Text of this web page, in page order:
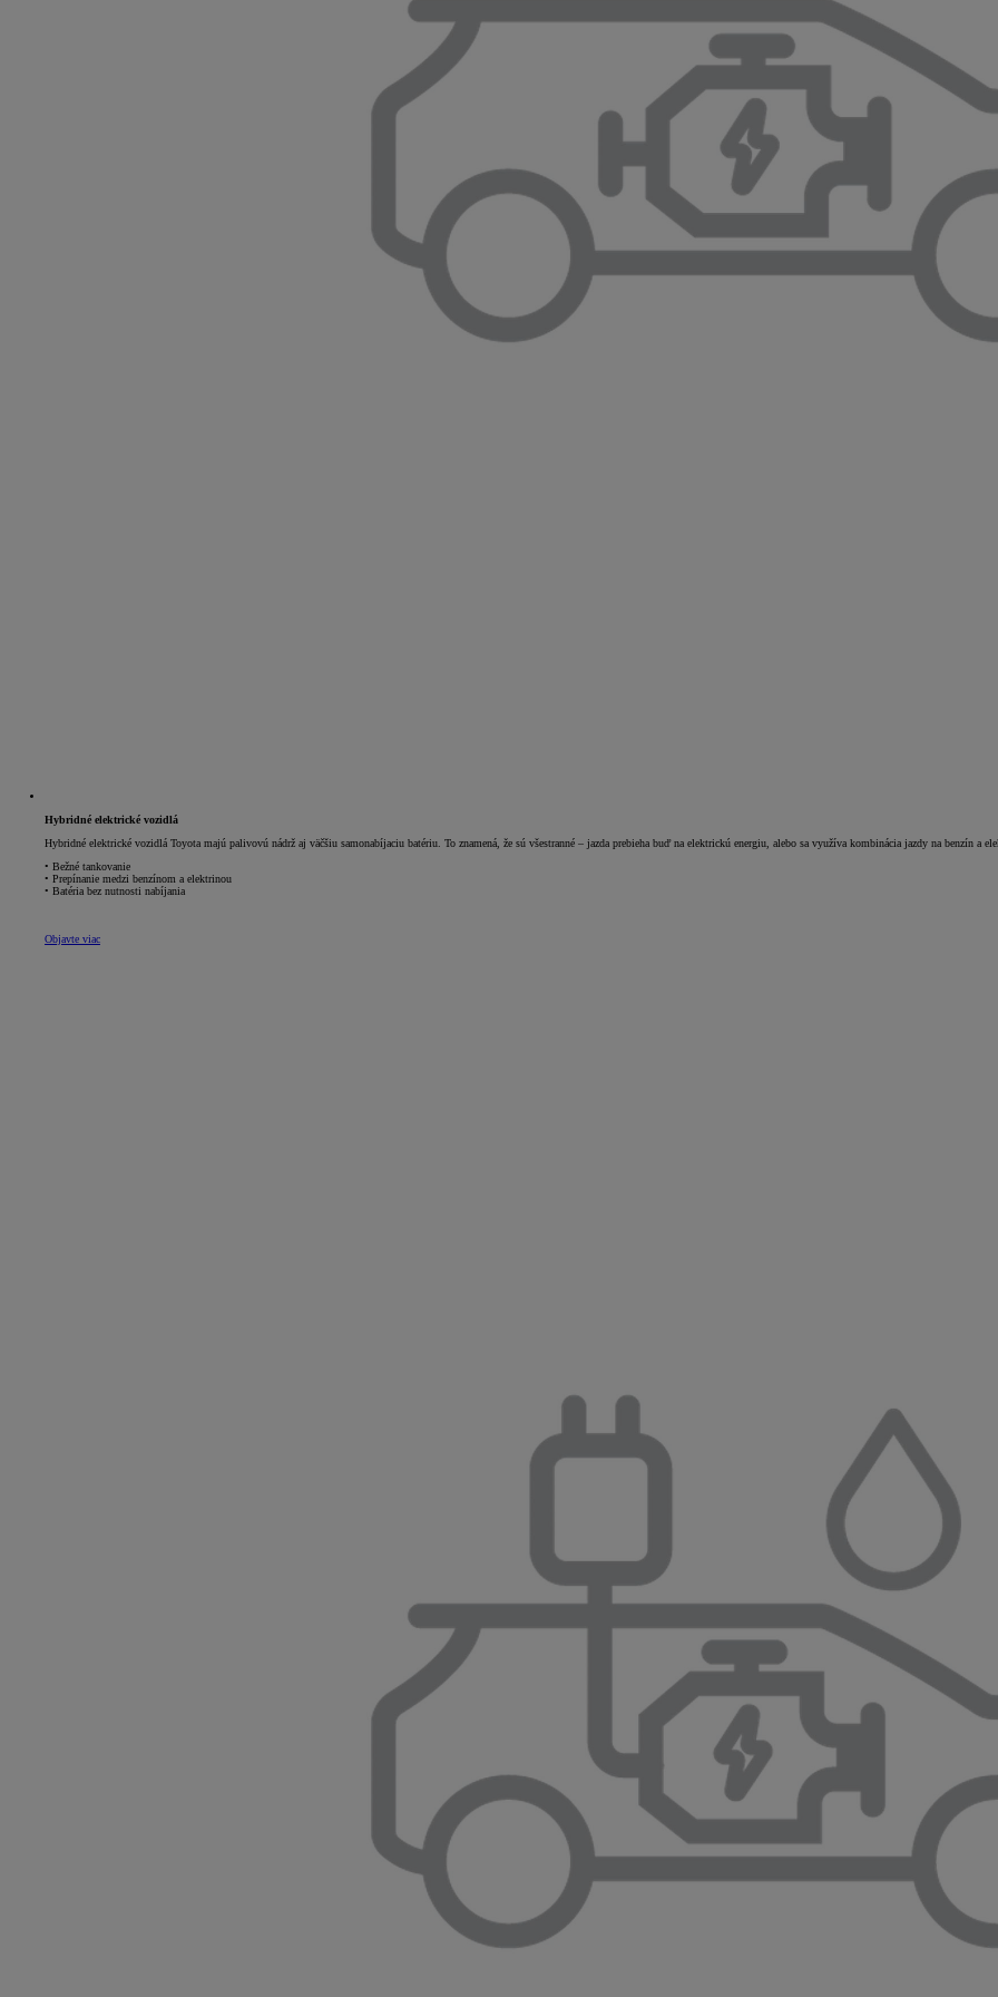
Hybridné elektrické vozidlá
Hybridné elektrické vozidlá Toyota majú palivovú nádrž aj väčšiu samonabíjaciu batériu. To znamená, že sú všestranné – jazda prebieha buď na elektrickú energiu, alebo sa využíva kombinácia jazdy na benzín a
• Bežné tankovanie
• Prepínanie medzi benzínom a elektrinou
• Batéria bez nutnosti nabíjania
Objavte viac